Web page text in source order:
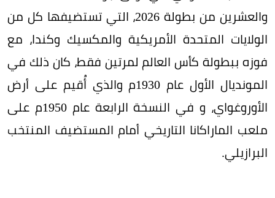
والعشرين من بطولة 2026، التي تستضيفها كل من
الولايات المتحدة الأمريكية والمكسيك وكندا، مع
فوزه ببطولة كأس العالم لمرتين فقط، كان ذلك في
المونديال الأول عام 1930م والذي أُقيم على أرض
الأوروغواي، و في النسخة الرابعة عام 1950م على
ملعب الماراكانا التاريخي أمام المستضيف المنتخب
البرازيلي.